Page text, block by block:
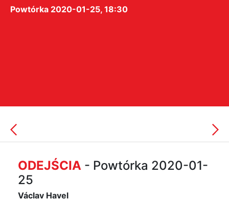
Powtórka 2020-01-25, 18:30
ODEJŚCIA - Powtórka 2020-01-
25
Václav Havel